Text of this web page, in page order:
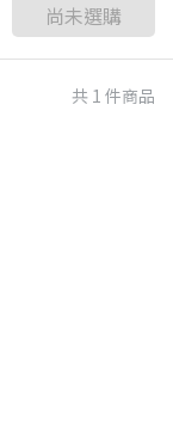
尚未選購
共 1 件商品